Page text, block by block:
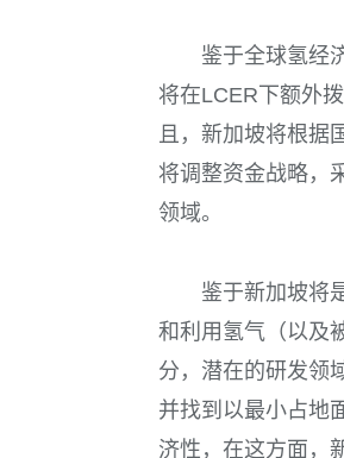
鉴于全球氢经
将在LCER下额外
且，新加坡将根据
将调整资金战略，
领域。
鉴于新加坡将
和利用氢气（以及
分，潜在的研发领
并找到以最小占地
济性，在这方面，